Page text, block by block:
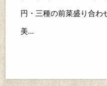
円・三種の前菜盛り合わ
美...